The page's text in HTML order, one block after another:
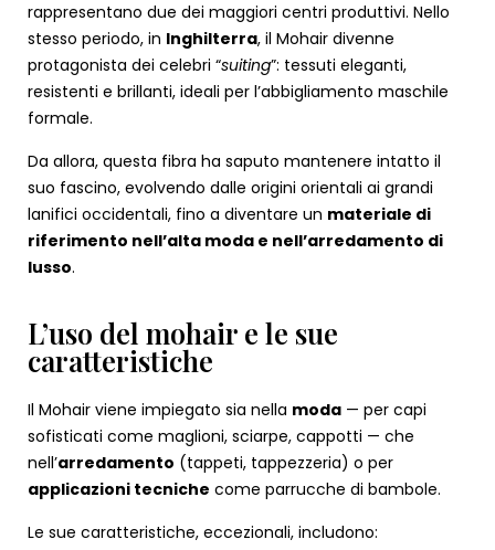
rappresentano due dei maggiori centri produttivi. Nello
stesso periodo, in Inghilterra, il Mohair divenne
protagonista dei celebri “suiting”: tessuti eleganti,
resistenti e brillanti, ideali per l’abbigliamento maschile
formale.
Da allora, questa fibra ha saputo mantenere intatto il
suo fascino, evolvendo dalle origini orientali ai grandi
lanifici occidentali, fino a diventare un materiale di
riferimento nell’alta moda e nell’arredamento di
lusso.
L’uso del mohair e le sue
caratteristiche
Il Mohair viene impiegato sia nella moda — per capi
sofisticati come maglioni, sciarpe, cappotti — che
nell’arredamento (tappeti, tappezzeria) o per
applicazioni tecniche come parrucche di bambole.
Le sue caratteristiche, eccezionali, includono: